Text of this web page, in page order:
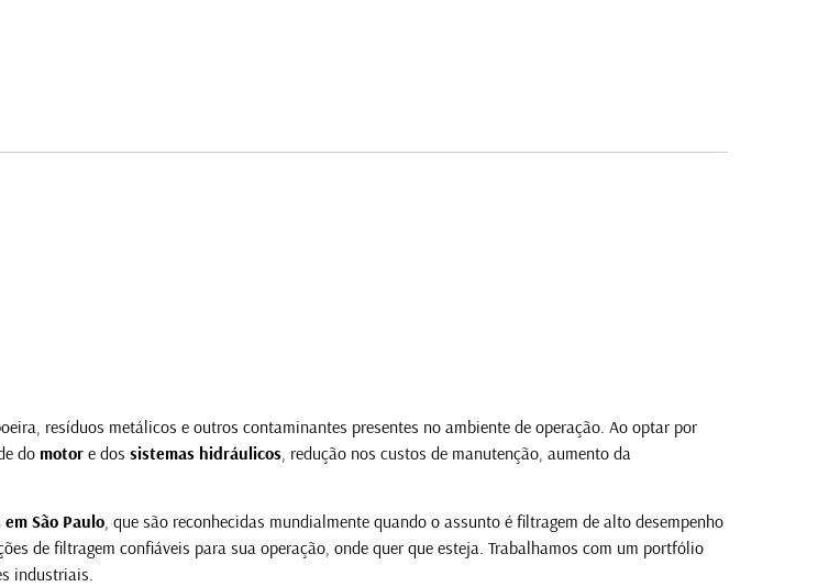
resíduos metálicos e outros contaminantes presentes no ambiente de operação. Ao optar por
do motor e dos sistemas hidráulicos, redução nos custos de manutenção, aumento da
São Paulo, que são reconhecidas mundialmente quando o assunto é filtragem de alto desempenho
de filtragem confiáveis para sua operação, onde quer que esteja. Trabalhamos com um portfólio
industriais.